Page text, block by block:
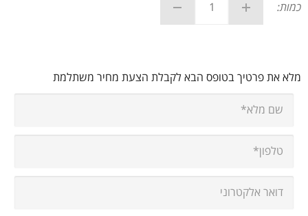
כמות:
מלא את פרטיך בטופס הבא לקבלת הצעת מחיר משתלמת